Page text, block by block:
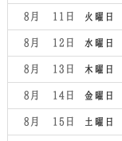
火曜日
8月 11
水曜日
8月 12
木曜日
8月 13
金曜日
8月 14
土曜日
8月 15